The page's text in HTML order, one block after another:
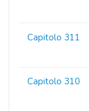
Capitolo 311
Capitolo 310